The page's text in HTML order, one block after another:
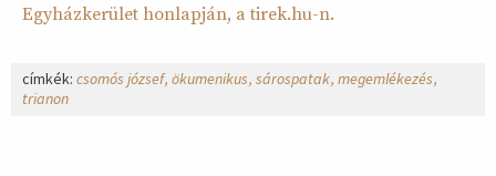
Egyházkerület honlapján, a tirek.hu-n.
címkék: csomós józsef ökumenikus sárospatak megemlékezés
trianon